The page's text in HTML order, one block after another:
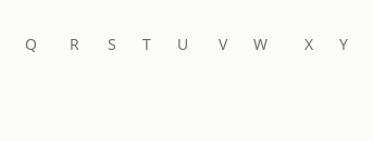
Q R S T U V W X Y